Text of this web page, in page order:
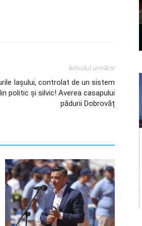
Articolul următor
Iașului, controlat de un sistem
politic și silvic! Averea casapului
pădurii Dobrovăț